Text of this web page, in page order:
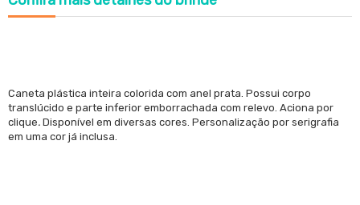
Caneta plástica inteira colorida com anel prata. Possui corpo
translúcido e parte inferior emborrachada com relevo. Aciona por
clique. Disponível em diversas cores. Personalização por serigrafia
em uma cor já inclusa.